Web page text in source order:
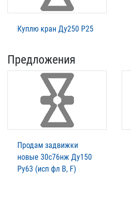
Куплю кран Ду250 Р25
Предложения
Продам задвижки
новые 30с76нж Ду150
Ру63 (исп фл В, F)